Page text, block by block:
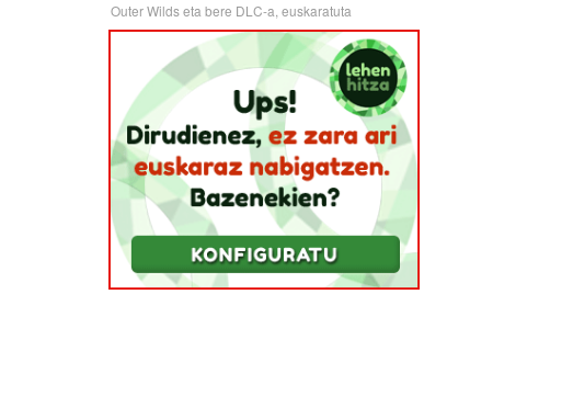
Outer Wilds eta bere DLC-a, euskaratuta